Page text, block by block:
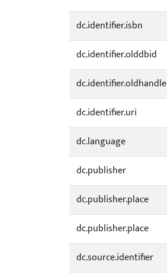
dc.identifier.isbn
dc.identifier.olddbid
dc.identifier.oldhandle
dc.identifier.uri
dc.language
dc.publisher
dc.publisher.place
dc.publisher.place
dc.source.identifier